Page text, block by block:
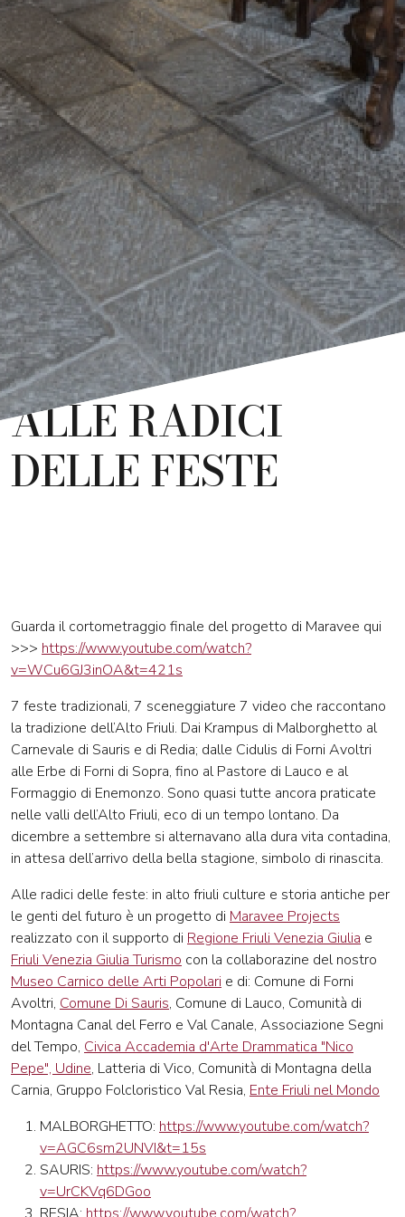
Ritorna alla lista
ALLE RADICI
DELLE FESTE
Guarda il cortometraggio finale del progetto di Maravee qui
>>> https://www.youtube.com/watch?
v=WCu6GJ3inOA&t=421s
7 feste tradizionali, 7 sceneggiature 7 video che raccontano
la tradizione dell’Alto Friuli. Dai Krampus di Malborghetto al
Carnevale di Sauris e di Redia; dalle Cidulis di Forni Avoltri
alle Erbe di Forni di Sopra, fino al Pastore di Lauco e al
Formaggio di Enemonzo. Sono quasi tutte ancora praticate
nelle valli dell’Alto Friuli, eco di un tempo lontano. Da
dicembre a settembre si alternavano alla dura vita contadina,
in attesa dell’arrivo della bella stagione, simbolo di rinascita.
Alle radici delle feste: in alto friuli culture e storia antiche per
le genti del futuro è un progetto di Maravee Projects
realizzato con il supporto di Regione Friuli Venezia Giulia e
Friuli Venezia Giulia Turismo con la collaborazine del nostro
Museo Carnico delle Arti Popolari e di: Comune di Forni
Avoltri, Comune Di Sauris, Comune di Lauco, Comunità di
Montagna Canal del Ferro e Val Canale, Associazione Segni
del Tempo, Civica Accademia d'Arte Drammatica "Nico
Pepe", Udine, Latteria di Vico, Comunità di Montagna della
Carnia, Gruppo Folcloristico Val Resia, Ente Friuli nel Mondo
MALBORGHETTO: https://www.youtube.com/watch?
v=AGC6sm2UNVI&t=15s
SAURIS: https://www.youtube.com/watch?
v=UrCKVq6DGoo